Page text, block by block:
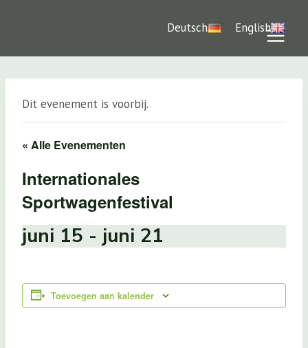
Deutsch English
Dit evenement is voorbij.
« Alle Evenementen
Internationales
Sportwagenfestival
juni 15 - juni 21
Toevoegen aan kalender